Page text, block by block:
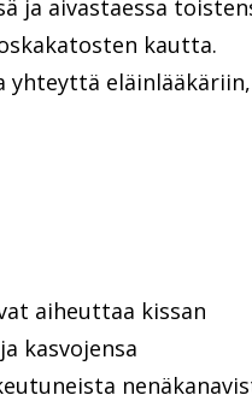
ja aivastaessa
kautta.
yhteyttä eläinlääkäriin,
aiheuttaa kissan
kasvojensa